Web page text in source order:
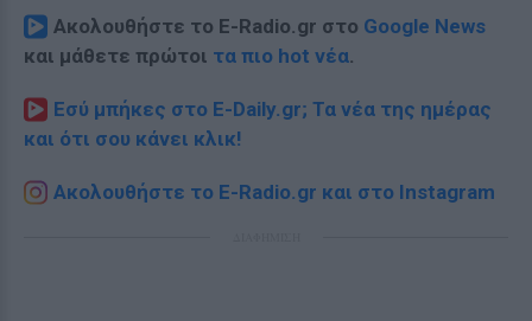
Ακολουθήστε το E-Radio.gr στο Google News
και μάθετε πρώτοι τα πιο hot νέα.
Εσύ μπήκες στο E-Daily.gr; Τα νέα της ημέρας
και ότι σου κάνει κλικ!
Ακολουθήστε το E-Radio.gr και στο Instagram